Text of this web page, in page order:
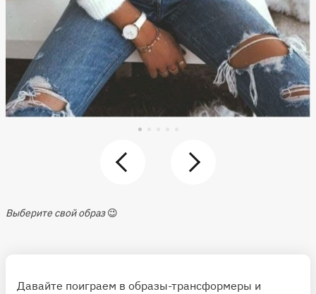
Выберите свой образ😉
Давайте поиграем в образы-трансформеры и